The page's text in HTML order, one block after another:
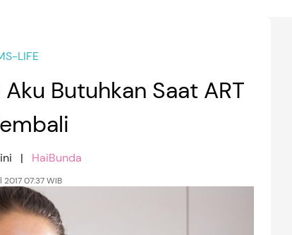
LIFE
Butuhkan Saat ART
| HaiBunda
2017 07:37 WIB